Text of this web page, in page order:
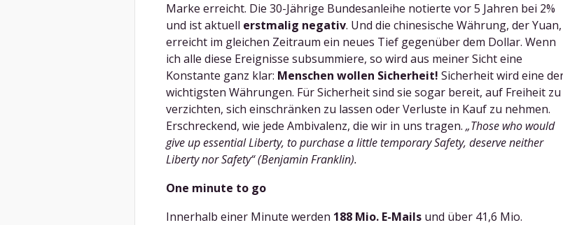
Marke erreicht. Die 30-Jährige Bundesanleihe notierte vor 5 Jahren bei 2%
und ist aktuell erstmalig negativ. Und die chinesische Währung, der Yuan,
erreicht im gleichen Zeitraum ein neues Tief gegenüber dem Dollar. Wenn
ich alle diese Ereignisse subsummiere, so wird aus meiner Sicht eine
Konstante ganz klar: Menschen wollen Sicherheit! Sicherheit wird eine
wichtigsten Währungen. Für Sicherheit sind sie sogar bereit, auf Freiheit zu
verzichten, sich einschränken zu lassen oder Verluste in Kauf zu nehmen.
Erschreckend, wie jede Ambivalenz, die wir in uns tragen. „Those who would
give up essential Liberty, to purchase a little temporary Safety, deserve neither
Liberty nor Safety“ (Benjamin Franklin).
One minute to go
Innerhalb einer Minute werden 188 Mio. E-Mails und über 41,6 Mio.